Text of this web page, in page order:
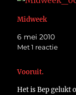
Midweek
6 mei 2010
Met 1 reactie
Vooruit.
Het is Bep gelukt